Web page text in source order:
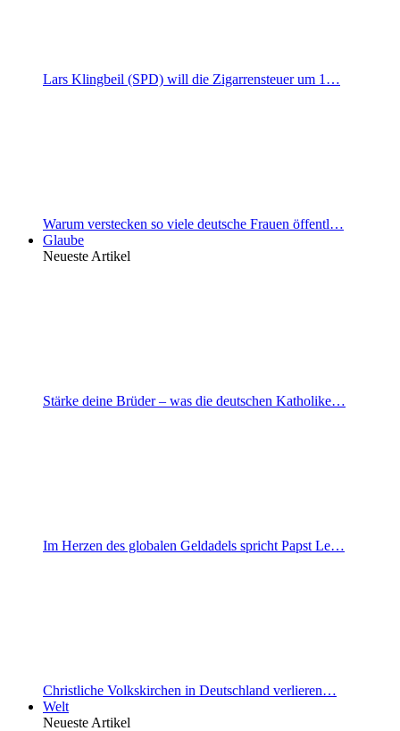
Lars Klingbeil (SPD) will die Zigarrensteuer um 1…
Warum verstecken so viele deutsche Frauen öffentl…
Glaube
Neueste Artikel
Stärke deine Brüder – was die deutschen Katholike…
Im Herzen des globalen Geldadels spricht Papst Le…
Christliche Volkskirchen in Deutschland verlieren…
Welt
Neueste Artikel